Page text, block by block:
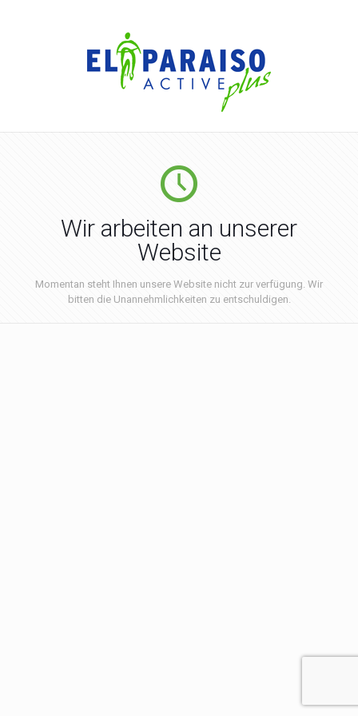
Wir arbeiten an unserer
Website
Momentan steht Ihnen unsere Website nicht zur verfügung. Wir
bitten die Unannehmlichkeiten zu entschuldigen.